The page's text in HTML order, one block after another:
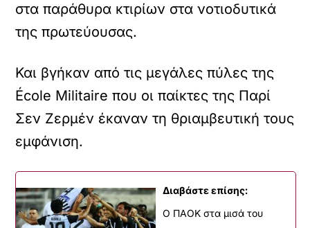
στα παράθυρα κτιρίων στα νοτιοδυτικά
της πρωτεύουσας.
Και βγήκαν από τις μεγάλες πύλες της
École Militaire που οι παίκτες της Παρί
Σεν Ζερμέν έκαναν τη θριαμβευτική τους
εμφάνιση.
Διαβάστε επίσης:
Ο ΠΑΟΚ στα μισά του